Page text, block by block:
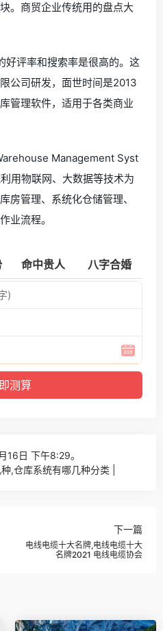
。商贸企业传统用的盘点大
好评率和搜索率是很高的。这
公司研发，面世时间是2013
管理软件，适用于各类商业
Management Syst
用物联网、大数据等技术为
房管理、系统化仓储管理、
业流程。
命中贵人 八字合婚
16日 下午8:29。
,仓库系统有哪几种分类 |
下一篇
电线电缆十大名牌,电线电缆十大
名牌2021 电线电缆协会